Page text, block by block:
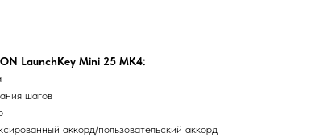
LaunchKey Mini 25 MK4:
шагов
аккорд/пользовательский аккорд